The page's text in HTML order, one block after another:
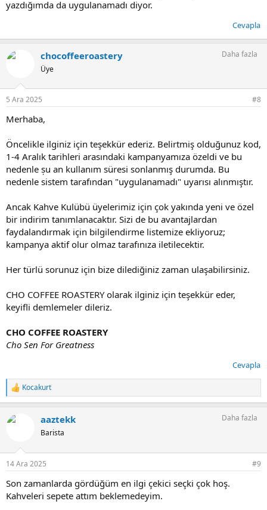
yazdığımda da uygulanamadı diyor.
Cevapla
chocoffeeroastery
Üye
Daha fazla
5 Ara 2025 #8
Merhaba,
Öncelikle ilginiz için teşekkür ederiz. Belirtmiş olduğunuz kod,
1-4 Aralık tarihleri arasındaki kampanyamıza özeldi ve bu
nedenle șu an kullanım süresi sonlanmış durumda. Bu
nedenle sistem tarafından "uygulanamadı" uyarısı alınmıştır.
Ancak Kahve Kulübü üyelerimiz için çok yakında yeni ve özel
bir indirim tanımlanacaktır. Sizi de bu avantajlardan
faydalandırmak için bilgilendirme listemize ekliyoruz;
kampanya aktif olur olmaz tarafınıza iletilecektir.
Her türlü sorunuz için bize dilediğiniz zaman ulaşabilirsiniz.
CHO COFFEE ROASTERY olarak ilginiz için teşekkür eder,
keyifli demlemeler dileriz.
CHO COFFEE ROASTERY
Cho Sen For Greatness
Cevapla
T
e
k
:
Kocakurt
aaztekk
Barista
Daha fazla
14 Ara 2025 #9
Son zamanlarda gördüğüm en ilgi çekici seçki çok hoş.
Kahveleri sepete attım beklemedeyim.